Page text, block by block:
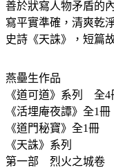
善於狀寫人物矛盾的
寫平實準確，清爽乾
史詩《天誅》，短篇
燕壘生作品
《道可道》系列 全4
《活埋庵夜譚》全1冊
《道門秘寶》全1冊
《天誅》系列
第一部 烈火之城卷